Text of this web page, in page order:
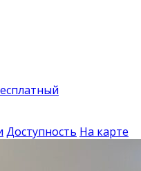
Доступность На карте